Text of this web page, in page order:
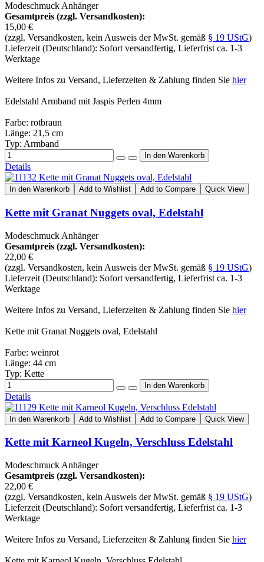
Modeschmuck Anhänger
Gesamtpreis (zzgl. Versandkosten):
15,00 €
(zzgl. Versandkosten, kein Ausweis der MwSt. gemäß § 19 UStG)
Lieferzeit (Deutschland): Sofort versandfertig, Lieferfrist ca. 1-3
Werktage
Weitere Infos zu Versand, Lieferzeiten & Zahlung finden Sie hier
Edelstahl Armband mit Jaspis Perlen 4mm
Farbe: rotbraun
Länge: 21,5 cm
Typ: Armband
Details
In den Warenkorb Add to Wishlist Add to Compare Quick View
Kette mit Granat Nuggets oval, Edelstahl
Modeschmuck Anhänger
Gesamtpreis (zzgl. Versandkosten):
22,00 €
(zzgl. Versandkosten, kein Ausweis der MwSt. gemäß § 19 UStG)
Lieferzeit (Deutschland): Sofort versandfertig, Lieferfrist ca. 1-3
Werktage
Weitere Infos zu Versand, Lieferzeiten & Zahlung finden Sie hier
Kette mit Granat Nuggets oval, Edelstahl
Farbe: weinrot
Länge: 44 cm
Typ: Kette
Details
In den Warenkorb Add to Wishlist Add to Compare Quick View
Kette mit Karneol Kugeln, Verschluss Edelstahl
Modeschmuck Anhänger
Gesamtpreis (zzgl. Versandkosten):
22,00 €
(zzgl. Versandkosten, kein Ausweis der MwSt. gemäß § 19 UStG)
Lieferzeit (Deutschland): Sofort versandfertig, Lieferfrist ca. 1-3
Werktage
Weitere Infos zu Versand, Lieferzeiten & Zahlung finden Sie hier